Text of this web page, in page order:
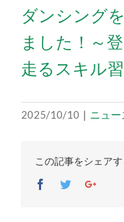
ダンシング
ました！～
走るスキル
2025/10/10 | ニュー
この記事をシェアす
Facebook
Twitter